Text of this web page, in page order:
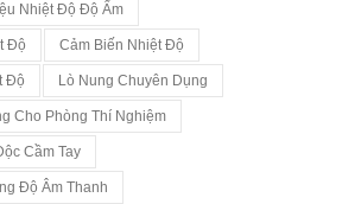
Nhiệt Độ Độ Ẩm
Độ Cảm Biến Nhiệt Độ
Độ Lò Nung Chuyên Dụng
Cho Phòng Thí Nghiệm
Cầm Tay
Độ Âm Thanh